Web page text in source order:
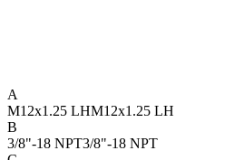
A
M12x1.25 LHM12x1.25 LH
B
3/8"-18 NPT3/8"-18 NPT